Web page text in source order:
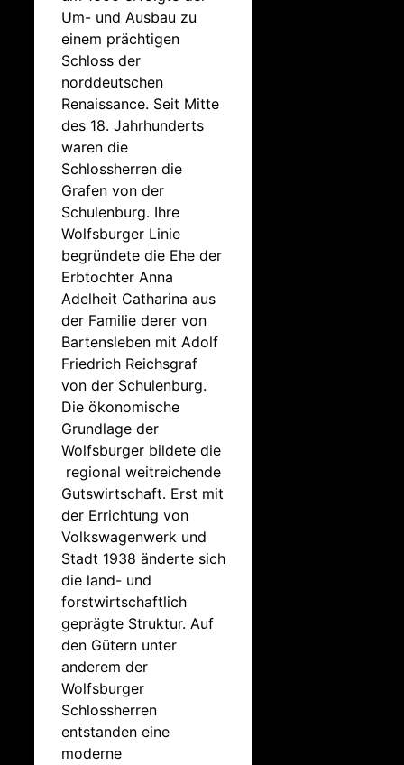
Um- und Ausbau zu
einem prächtigen
Schloss der
norddeutschen
Renaissance. Seit Mitte
des 18. Jahrhunderts
waren die
Schlossherren die
Grafen von der
Schulenburg. Ihre
Wolfsburger Linie
begründete die Ehe der
Erbtochter Anna
Adelheit Catharina aus
der Familie derer von
Bartensleben mit Adolf
Friedrich Reichsgraf
von der Schulenburg.
Die ökonomische
Grundlage der
Wolfsburger bildete die
regional weitreichende
Gutswirtschaft. Erst mit
der Errichtung von
Volkswagenwerk und
Stadt 1938 änderte sich
die land- und
forstwirtschaftlich
geprägte Struktur. Auf
den Gütern unter
anderem der
Wolfsburger
Schlossherren
entstanden eine
moderne